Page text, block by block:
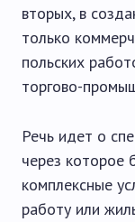
вторых, в
только
польских
торгово-
Речь идет о
через которое
комплексные
работу или